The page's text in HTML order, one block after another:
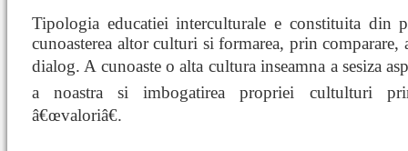
Tipologia educatiei interculturale e constituita din
cunoasterea altor culturi si formarea, prin
dialog. A cunoaste o alta cultura inseamna a sesiza
a noastra si imbogatirea propriei cultulturi
â€œvaloriâ€.